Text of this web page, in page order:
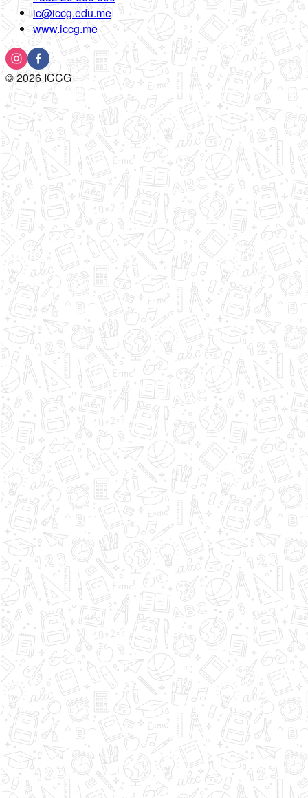
ic@iccg.edu.me
www.iccg.me
©2026ICCG